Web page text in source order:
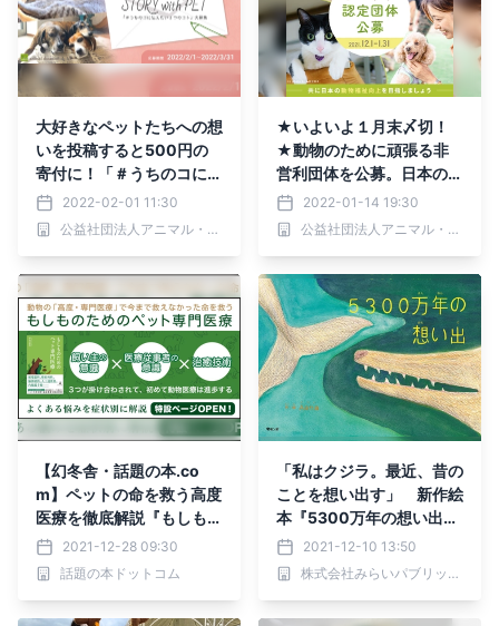
大好きなペットたちへの想
いを投稿すると500円の
寄付に！「＃うちのコに伝
えたい３つのコト」大募
集！
2022-02-01 11:30
公益社団法人アニマル・ドネーション
★いよいよ１月末〆切！
★動物のために頑張る非
営利団体を公募。日本の動
物福祉を共に変えません
か？
2022-01-14 19:30
公益社団法人アニマル・ドネーション
【幻冬舎・話題の本.co
m】ペットの命を救う高度
医療を徹底解説『もしもの
ためのペット専門医療』特
設ページOPEN！
2021-12-28 09:30
話題の本ドットコム
「私はクジラ。最近、昔の
ことを想い出す」 新作絵
本『5300万年の想い出』
12月20日発売
2021-12-10 13:50
株式会社みらいパブリッシング